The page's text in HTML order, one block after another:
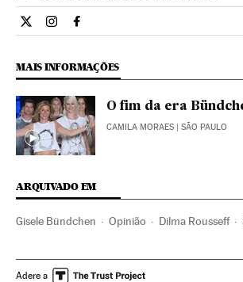
Opiniao El País Brasil en Twitter
Opiniao El País Brasil en Instagram
Opiniao El País Brasil en
MAIS INFORMAÇÕES
O fim da era
CAMILA MORAES | SÃO PAULO
ARQUIVADO EM
Gisele Bündchen Opinião Dilma Rousseff
Presidência Brasil América do Sul
Adere a